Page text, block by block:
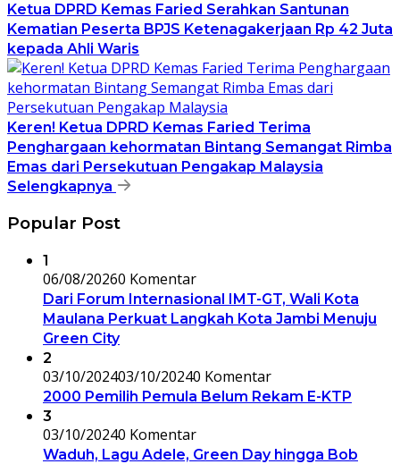
Ketua DPRD Kemas Faried Serahkan Santunan
Kematian Peserta BPJS Ketenagakerjaan Rp 42 Juta
kepada Ahli Waris
Keren! Ketua DPRD Kemas Faried Terima
Penghargaan kehormatan Bintang Semangat Rimba
Emas dari Persekutuan Pengakap Malaysia
Selengkapnya
Popular Post
1
06/08/20260 Komentar
Dari Forum Internasional IMT-GT, Wali Kota
Maulana Perkuat Langkah Kota Jambi Menuju
Green City
2
03/10/202403/10/20240 Komentar
2000 Pemilih Pemula Belum Rekam E-KTP
3
03/10/20240 Komentar
Waduh, Lagu Adele, Green Day hingga Bob